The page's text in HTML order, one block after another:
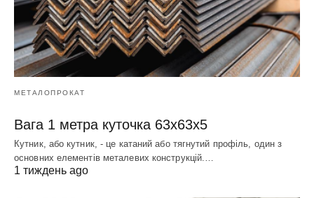
МЕТАЛОПРОКАТ
Вага 1 метра куточка 63х63х5
Кутник, або кутник, - це катаний або тягнутий профіль, один з
основних елементів металевих конструкцій.…
1 тиждень ago